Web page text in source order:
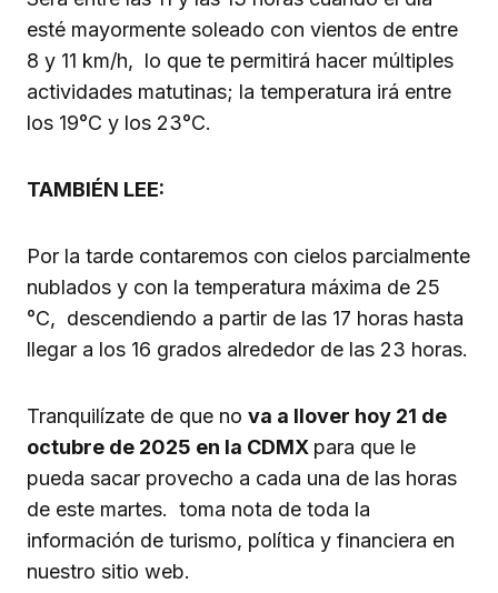
esté mayormente soleado con vientos de entre
8 y 11 km/h, lo que te permitirá hacer múltiples
actividades matutinas; la temperatura irá entre
los 19°C y los 23°C.
TAMBIÉN LEE:
Por la tarde contaremos con cielos parcialmente
nublados y con la temperatura máxima de 25
°C, descendiendo a partir de las 17 horas hasta
llegar a los 16 grados alrededor de las 23 horas.
Tranquilízate de que no va a llover hoy 21 de
octubre de 2025 en la CDMX para que le
pueda sacar provecho a cada una de las horas
de este martes. toma nota de toda la
información de turismo, política y financiera en
nuestro sitio web.